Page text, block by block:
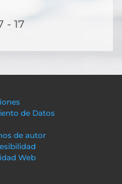
- 17
de Datos
de autor
Web